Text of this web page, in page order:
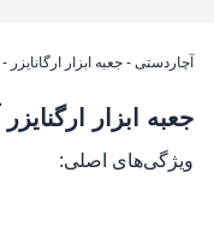
آچاردستی - جعبه ابزار ارگانایزر -
جعبه ابزار ارگنایزر
ویژگی‌های اصلی: